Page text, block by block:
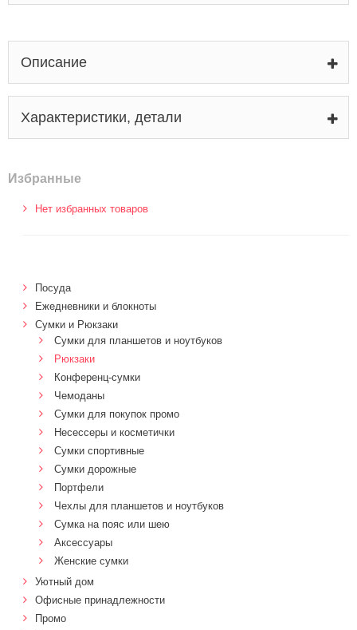
Описание
Характеристики, детали
Избранные
Нет избранных товаров
Посуда
Ежедневники и блокноты
Сумки и Рюкзаки
Сумки для планшетов и ноутбуков
Рюкзаки
Конференц-сумки
Чемоданы
Сумки для покупок промо
Несессеры и косметички
Сумки спортивные
Сумки дорожные
Портфели
Чехлы для планшетов и ноутбуков
Сумка на пояс или шею
Аксессуары
Женские сумки
Уютный дом
Офисные принадлежности
Промо